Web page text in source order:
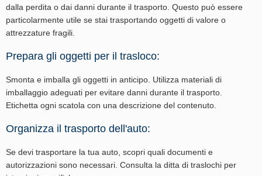
dalla perdita o dai danni durante il trasporto. Questo può essere
particolarmente utile se stai trasportando oggetti di valore o
attrezzature fragili.
Prepara gli oggetti per il trasloco:
Smonta e imballa gli oggetti in anticipo. Utilizza materiali di
imballaggio adeguati per evitare danni durante il trasporto.
Etichetta ogni scatola con una descrizione del contenuto.
Organizza il trasporto dell'auto:
Se devi trasportare la tua auto, scopri quali documenti e
autorizzazioni sono necessari. Consulta la ditta di traslochi per